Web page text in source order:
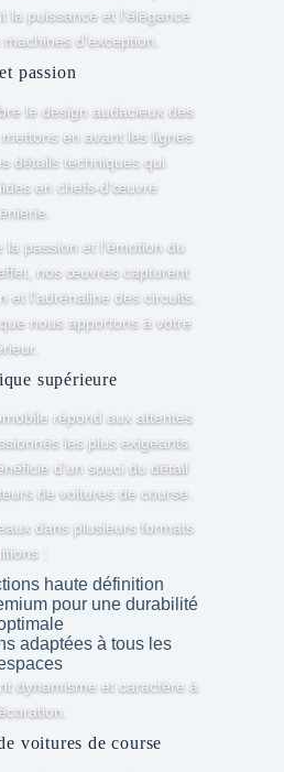
la puissance et l’élégance
d’exception.
passion
le design audacieux des
en avant les lignes
détails techniques qui
en chefs-d’œuvre
passion et l’émotion du
nos œuvres capturent
et l’adrénaline des circuits.
nous apportons à votre
supérieure
répond aux attentes
les plus exigeants.
d’un souci du détail
de voitures de course.
dans plusieurs formats
:
haute définition
pour une durabilité
adaptées à tous les
dynamisme et caractère à
voitures de course